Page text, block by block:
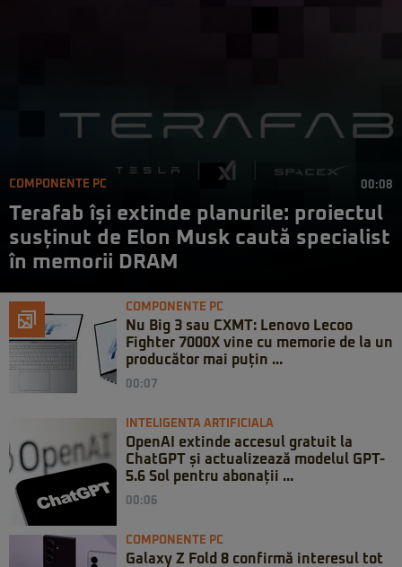
COMPONENTE PC 00:08
Terafab își extinde planurile: proiectul
susținut de Elon Musk caută specialist
în memorii DRAM
COMPONENTE PC
Nu Big 3 sau CXMT: Lenovo Lecoo
Fighter 7000X vine cu memorie de la un
producător mai puțin ...
00:07
INTELIGENTA ARTIFICIALA
OpenAI extinde accesul gratuit la
ChatGPT și actualizează modelul GPT-
5.6 Sol pentru abonații ...
00:06
COMPONENTE PC
Galaxy Z Fold 8 confirmă interesul tot